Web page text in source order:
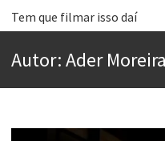
Tem que filmar isso daí
Esse tal de Rock Gaúcho
Autor:Ader Moreira